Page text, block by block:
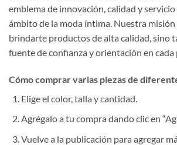
emblema de innovación, calidad y
ámbito de la moda íntima. Nuestra misión
brindarte productos de alta calidad, sino
fuente de confianza y orientación en cada
Cómo comprar varias piezas de
Elige el color, talla y cantidad.
Agrégalo a tu compra dando clic en
Vuelve a la publicación para agregar